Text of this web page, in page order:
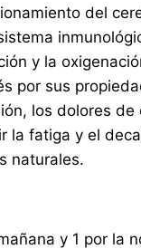
del
y la
por sus
los dolores
la fatiga y el
naturales.
y 1 por la